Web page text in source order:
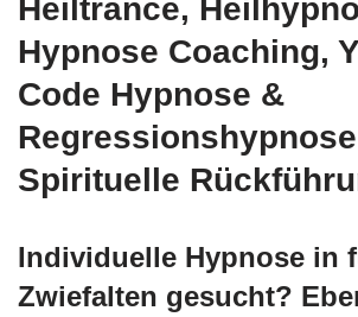
Heiltrance,
Hypnose Coaching,
Code Hypnose &
Spirituelle
Individuelle Hypnose in
Zwiefalten gesucht?